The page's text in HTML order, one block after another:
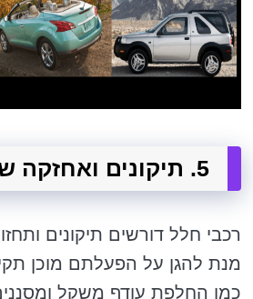
5. תיקונים ואחזקה של רכבי חלל
רכבי חלל דורשים תיקונים
מנת להגן על הפעלתם מוכן
כמו החלפת עודף משקל